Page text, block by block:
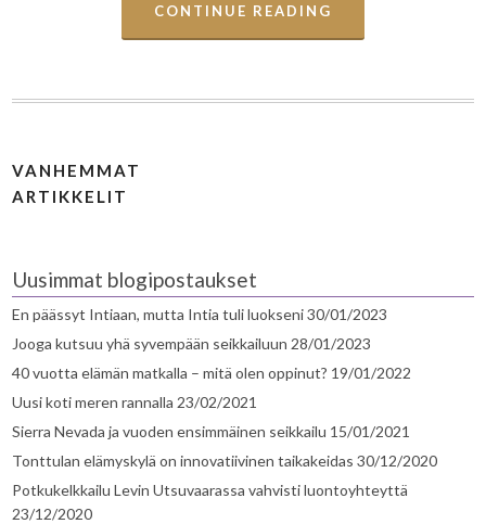
CONTINUE READING
VANHEMMAT
ARTIKKELIT
Uusimmat blogipostaukset
En päässyt Intiaan, mutta Intia tuli luokseni30/01/2023
Jooga kutsuu yhä syvempään seikkailuun 28/01/2023
40 vuotta elämän matkalla – mitä olen oppinut? 19/01/2022
Uusi koti meren rannalla 23/02/2021
Sierra Nevada ja vuoden ensimmäinen seikkailu 15/01/2021
Tonttulan elämyskylä on innovatiivinen taikakeidas 30/12/2020
Potkukelkkailu Levin Utsuvaarassa vahvisti luontoyhteyttä
23/12/2020